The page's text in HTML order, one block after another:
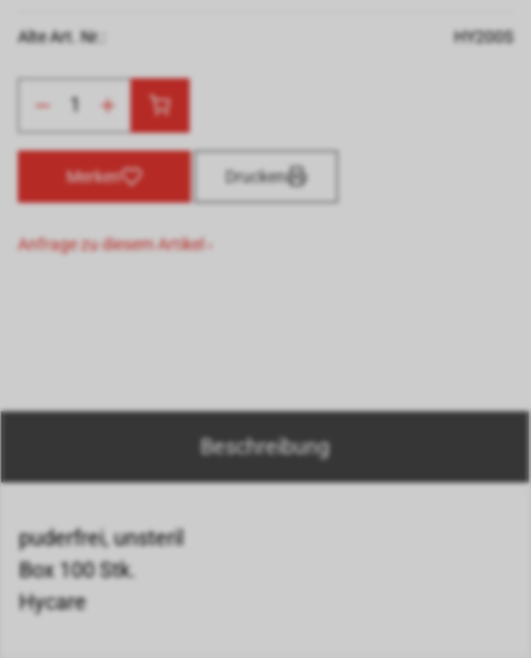
Alte Art. Nr.: HY200S
Merken Drucken
Anfrage zu diesem Artikel ›
Beschreibung
puderfrei, unsteril
Box 100 Stk.
Hycare